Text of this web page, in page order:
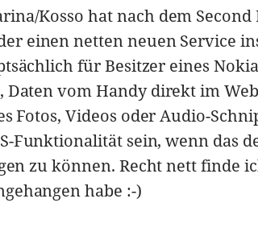
Kosso hat nach dem
einen netten neuen Service
für Besitzer eines
Daten vom Handy direkt im
Fotos, Videos oder Audio-
Funktionalität sein, wenn das
zu können. Recht nett finde
habe :-)